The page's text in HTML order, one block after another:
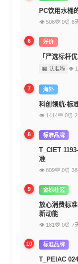
PC饮用水桶
👁 506💬 0⏰ 6
6 好价
「严选标杆
🏪 认准啦 👁
7 海外
科创领航·标
👁 1414💬 0⏰
8 标准品牌
T_CIET
准
👁 809💬 0⏰
9 金标社区
放心消费标
新动能
👁 181 💬 0⏰ 7
10 标准品牌
T_PEIAC